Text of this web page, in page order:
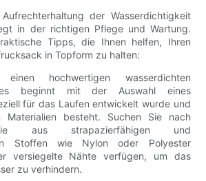
der Wasserdichtigkeit
in der richtigen Pflege und Wartung.
Tipps, die Ihnen helfen, Ihren
in Topform zu halten:
hochwertigen wasserdichten
beginnt mit der Auswahl eines
für das Laufen entwickelt wurde und
Materialien besteht. Suchen Sie nach
aus strapazierfähigen und
Stoffen wie Nylon oder Polyester
versiegelte Nähte verfügen, um das
zu verhindern.